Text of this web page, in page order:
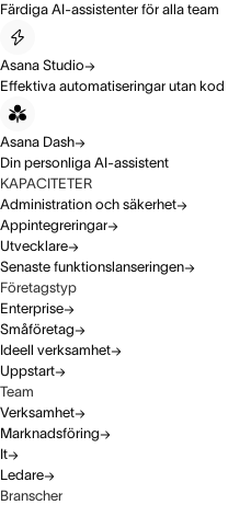
Färdiga AI-assistenter för alla team
Asana Studio
Effektiva automatiseringar utan kod
Asana Dash
Din personliga AI-assistent
KAPACITETER
Administration och säkerhet
Appintegreringar
Utvecklare
Senaste funktionslanseringen
Företagstyp
Enterprise
Småföretag
Ideell verksamhet
Uppstart
Team
Verksamhet
Marknadsföring
It
Ledare
Branscher